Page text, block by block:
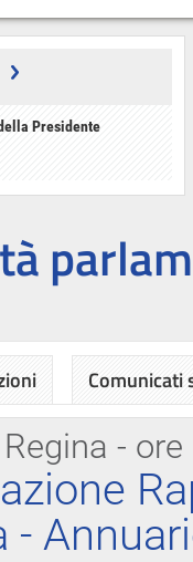
Presidente
- ore
-
Comunicati